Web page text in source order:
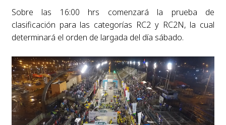
Sobre las 16:00 hrs comenzará la prueba de
clasificación para las categorías RC2 y RC2N, la cual
determinará el orden de largada del día sábado.